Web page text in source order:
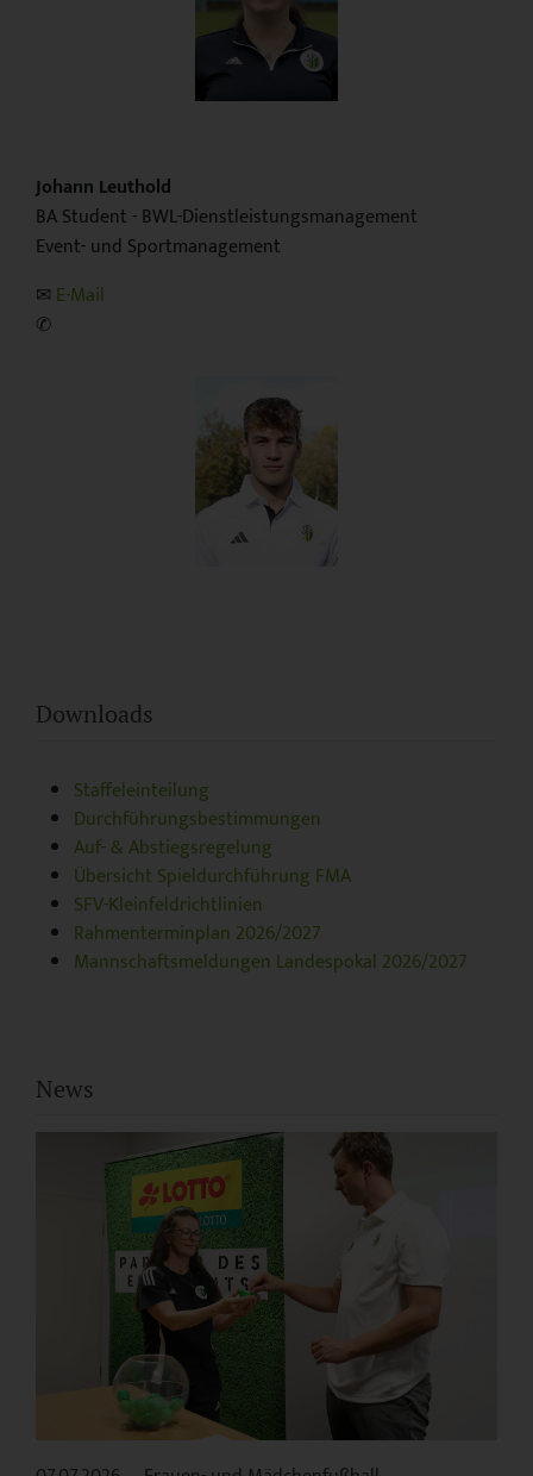
Johann Leuthold
BA Student - BWL-Dienstleistungsmanagement
Event- und Sportmanagement
✉︎ E-Mail
✆
Downloads
Staffeleinteilung
Durchführungsbestimmungen
Auf- & Abstiegsregelung
Übersicht Spieldurchführung FMA
SFV-Kleinfeldrichtlinien
Rahmenterminplan 2026/2027
Mannschaftsmeldungen Landespokal 2026/2027
News